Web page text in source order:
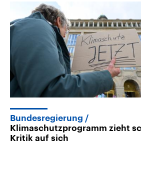
Bundesregierung
Klimaschutzprogramm zieht
Kritik auf sich